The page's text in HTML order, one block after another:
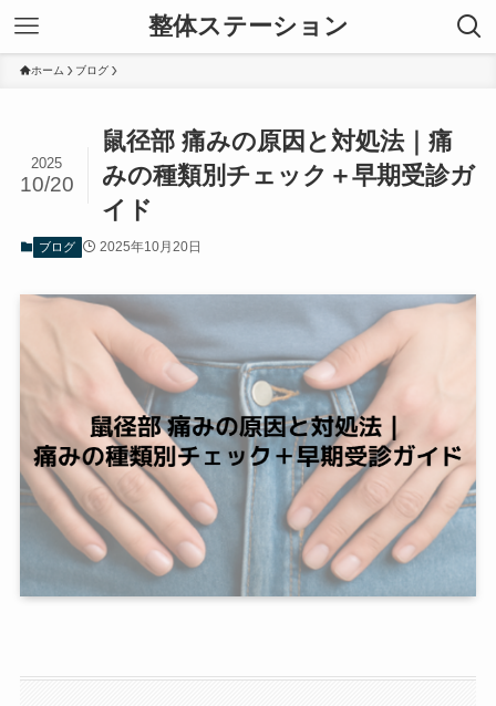
整体ステーション
ホーム ブログ
鼠径部 痛みの原因と対処法｜痛
みの種類別チェック＋早期受診ガ
イド
2025
10/20
ブログ 2025年10月20日